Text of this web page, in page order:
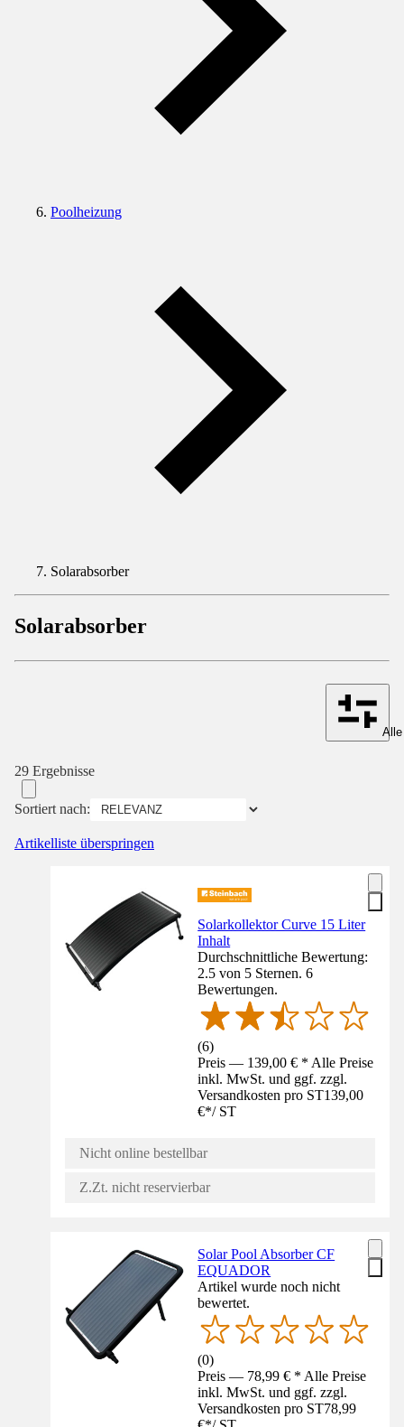
Poolheizung
Solarabsorber
Solarabsorber
29 Ergebnisse
Sortiert nach:
Artikelliste überspringen
Solarkollektor Curve 15 Liter
Inhalt
Durchschnittliche Bewertung:
2.5 von 5 Sternen. 6
Bewertungen.
(6)
Preis — 139,00 € * Alle Preise
inkl. MwSt. und ggf. zzgl.
Versandkosten pro ST139,00
€*/ ST
Nicht online bestellbar
Z.Zt. nicht reservierbar
Solar Pool Absorber CF
EQUADOR
Artikel wurde noch nicht
bewertet.
(0)
Preis — 78,99 € * Alle Preise
inkl. MwSt. und ggf. zzgl.
Versandkosten pro ST78,99